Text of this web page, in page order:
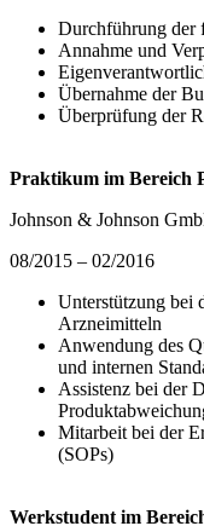
Durchführung der
Annahme und
Übernahme der
Überprüfung der
Praktikum im Bereich
Johnson & Johnson
08/2015 – 02/2016
Unterstützung bei
Arzneimitteln
Anwendung des
und internen
Assistenz bei der
Mitarbeit bei der
(SOPs)
Werkstudent im